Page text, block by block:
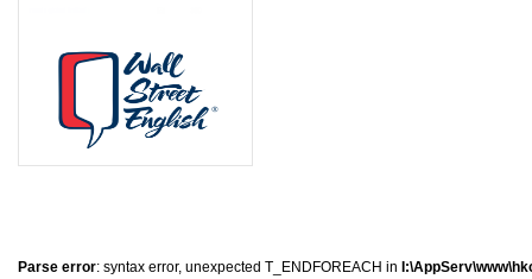
Parse error: syntax error, unexpected T_ENDFOREACH in